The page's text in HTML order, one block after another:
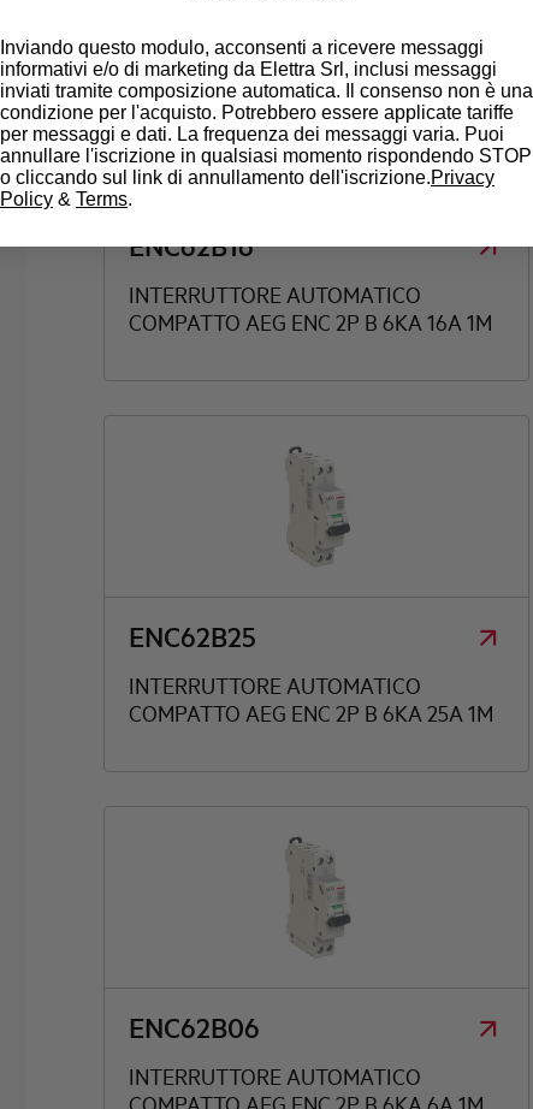
ENC62B16
INTERRUTTORE AUTOMATICO
COMPATTO AEG ENC 2P B 6KA 16A 1M
ENC62B25
INTERRUTTORE AUTOMATICO
COMPATTO AEG ENC 2P B 6KA 25A 1M
ENC62B06
INTERRUTTORE AUTOMATICO
Inviando questo modulo, acconsenti a ricevere messaggi
informativi e/o di marketing da Elettra Srl, inclusi messaggi
inviati tramite composizione automatica. Il consenso non è una
condizione per l'acquisto. Potrebbero essere applicate tariffe
per messaggi e dati. La frequenza dei messaggi varia. Puoi
annullare l'iscrizione in qualsiasi momento rispondendo STOP
o cliccando sul link di annullamento dell'iscrizione.Privacy
Policy & Terms.